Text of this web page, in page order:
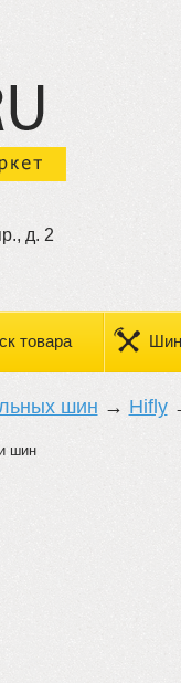
д. 2
товара
шин → Hifly
шин